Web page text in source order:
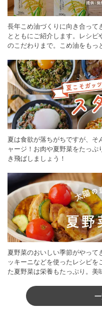
長年こめ油づくりに向き合っ
とともにご紹介します。レシ
のこだわりまで。こめ油をもっ
夏は食欲が落ちがちですが、
ャージ！お肉や夏野菜をたっ
き飛ばしましょう！
夏野菜のおいしい季節がやっ
ッキーニなどを使ったレシピ
た夏野菜は栄養もたっぷり。